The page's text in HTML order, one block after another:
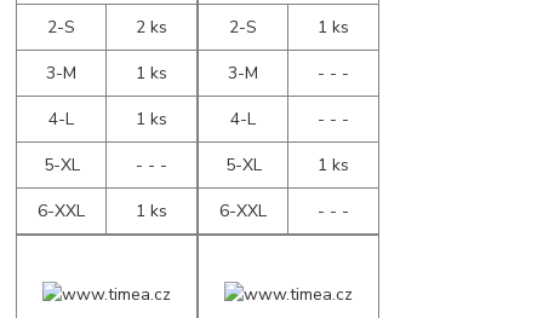
2-S
2 ks
3-M
1 ks
4-L
1 ks
5-XL
- - -
6-XXL
1 ks
2-S
1 ks
3-M
- - -
4-L
- - -
5-XL
1 ks
6-XXL
- - -